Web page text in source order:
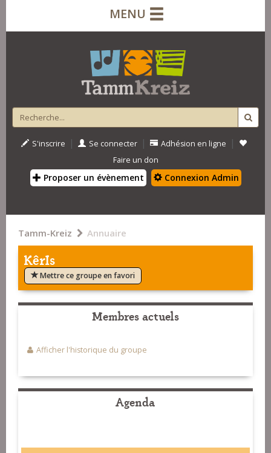
MENU
S'inscrire | Se connecter | Adhésion en ligne |
Faire un don
Proposer un évènement Connexion Admin
Tamm-Kreiz Annuaire
KêrIs
Mettre ce groupe en favori
Membres actuels
Afficher l'historique du groupe
Agenda